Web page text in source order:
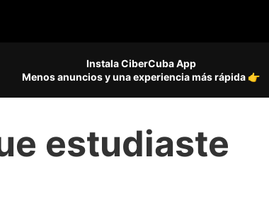
Instala CiberCuba App
Menos anuncios y una experiencia más rápida 👉
estudiaste